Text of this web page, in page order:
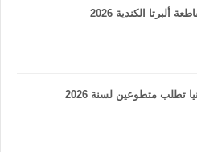
ألبرتا الكندية 2026
متطوعين لسنة 2026